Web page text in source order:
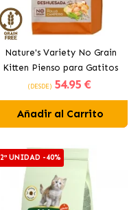
Nature's Variety No Grain
Kitten Pienso para Gatitos
con Pollo Campero
(DESDE) 54.95 €
Añadir al Carrito
2ª UNIDAD -40%